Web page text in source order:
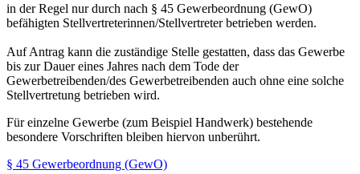
in der Regel nur durch nach § 45 Gewerbeordnung (GewO)
befähigten Stellvertreterinnen/Stellvertreter betrieben werden.
Auf Antrag kann die zuständige Stelle gestatten, dass das Gewerbe
bis zur Dauer eines Jahres nach dem Tode der
Gewerbetreibenden/des Gewerbetreibenden auch ohne eine solche
Stellvertretung betrieben wird.
Für einzelne Gewerbe (zum Beispiel Handwerk) bestehende
besondere Vorschriften bleiben hiervon unberührt.
§ 45 Gewerbeordnung (GewO)